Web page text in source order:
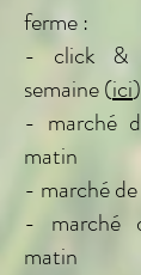
ferme :
- click &
semaine (ici)
- marché
matin
- marché
- marché
matin